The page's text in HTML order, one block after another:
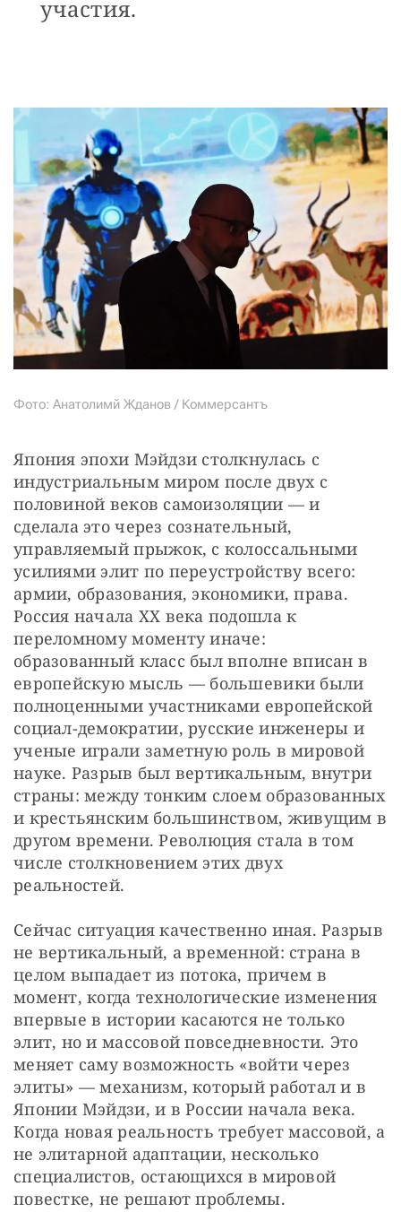
участия.
Фото: Анатолимй Жданов / Коммерсантъ
Япония эпохи Мэйдзи столкнулась с
индустриальным миром после двух с
половиной веков самоизоляции — и
сделала это через сознательный,
управляемый прыжок, с колоссальными
усилиями элит по переустройству всего:
армии, образования, экономики, права.
Россия начала XX века подошла к
переломному моменту иначе:
образованный класс был вполне вписан в
европейскую мысль — большевики были
полноценными участниками европейской
социал-демократии, русские инженеры и
ученые играли заметную роль в мировой
науке. Разрыв был вертикальным, внутри
страны: между тонким слоем образованных
и крестьянским большинством, живущим в
другом времени. Революция стала в том
числе столкновением этих двух
реальностей.
Сейчас ситуация качественно иная. Разрыв
не вертикальный, а временной: страна в
целом выпадает из потока, причем в
момент, когда технологические изменения
впервые в истории касаются не только
элит, но и массовой повседневности. Это
меняет саму возможность «войти через
элиты» — механизм, который работал и в
Японии Мэйдзи, и в России начала века.
Когда новая реальность требует массовой, а
не элитарной адаптации, несколько
специалистов, остающихся в мировой
повестке, не решают проблемы.